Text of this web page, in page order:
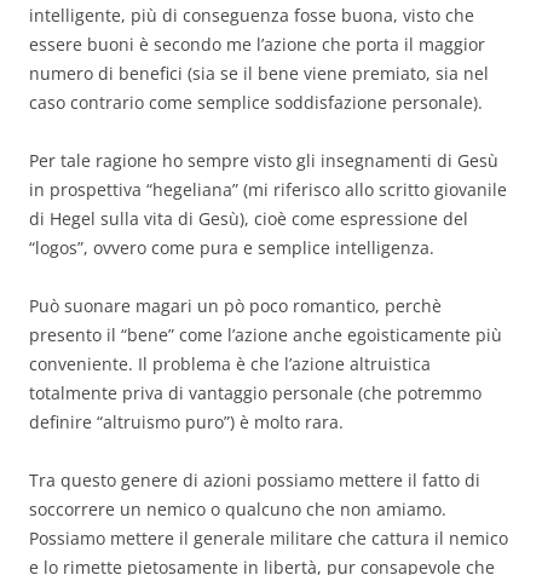
intelligente, più di conseguenza fosse buona, visto che
essere buoni è secondo me l’azione che porta il maggior
numero di benefici (sia se il bene viene premiato, sia nel
caso contrario come semplice soddisfazione personale).
Per tale ragione ho sempre visto gli insegnamenti di Gesù
in prospettiva “hegeliana” (mi riferisco allo scritto giovanile
di Hegel sulla vita di Gesù), cioè come espressione del
“logos”, ovvero come pura e semplice intelligenza.
Può suonare magari un pò poco romantico, perchè
presento il “bene” come l’azione anche egoisticamente più
conveniente. Il problema è che l’azione altruistica
totalmente priva di vantaggio personale (che potremmo
definire “altruismo puro”) è molto rara.
Tra questo genere di azioni possiamo mettere il fatto di
soccorrere un nemico o qualcuno che non amiamo.
Possiamo mettere il generale militare che cattura il nemico
e lo rimette pietosamente in libertà, pur consapevole che